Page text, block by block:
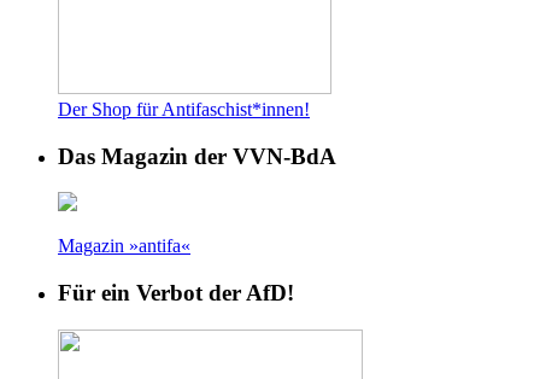
Der Shop für Antifaschist*innen!
Das Magazin der VVN-BdA
Magazin »antifa«
Für ein Verbot der AfD!